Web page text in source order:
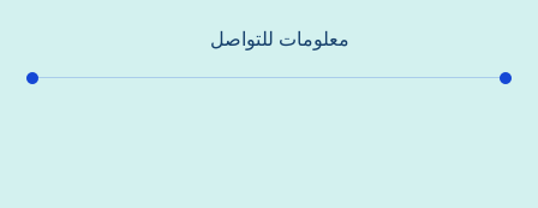
معلومات للتواصل